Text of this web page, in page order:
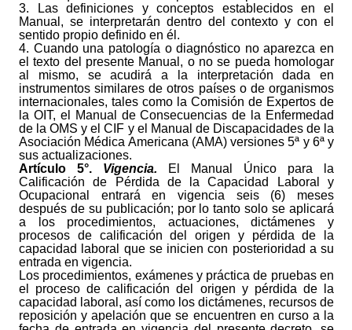
3. Las definiciones y conceptos establecidos en el
Manual, se interpretarán dentro del contexto y con el
sentido propio definido en él.
4. Cuando una patología o diagnóstico no aparezca en
el texto del presente Manual, o no se pueda homologar
al mismo, se acudirá a la interpretación dada en
instrumentos similares de otros países o de organismos
internacionales, tales como la Comisión de Expertos de
la OIT, el Manual de Consecuencias de la Enfermedad
de la OMS y el CIF y el Manual de Discapacidades de la
Asociación Médica Americana (AMA) versiones 5ª y 6ª y
sus actualizaciones.
Artículo 5°. Vigencia.
El Manual Único para la
Calificación de Pérdida de la Capacidad Laboral y
Ocupacional entrará en vigencia seis (6) meses
después de su publicación; por lo tanto solo se aplicará
a los procedimientos, actuaciones, dictámenes y
procesos de calificación del origen y pérdida de la
capacidad laboral que se inicien con posterioridad a su
entrada en vigencia.
Los procedimientos, exámenes y práctica de pruebas en
el proceso de calificación del origen y pérdida de la
capacidad laboral, así como los dictámenes, recursos de
reposición y apelación que se encuentren en curso a la